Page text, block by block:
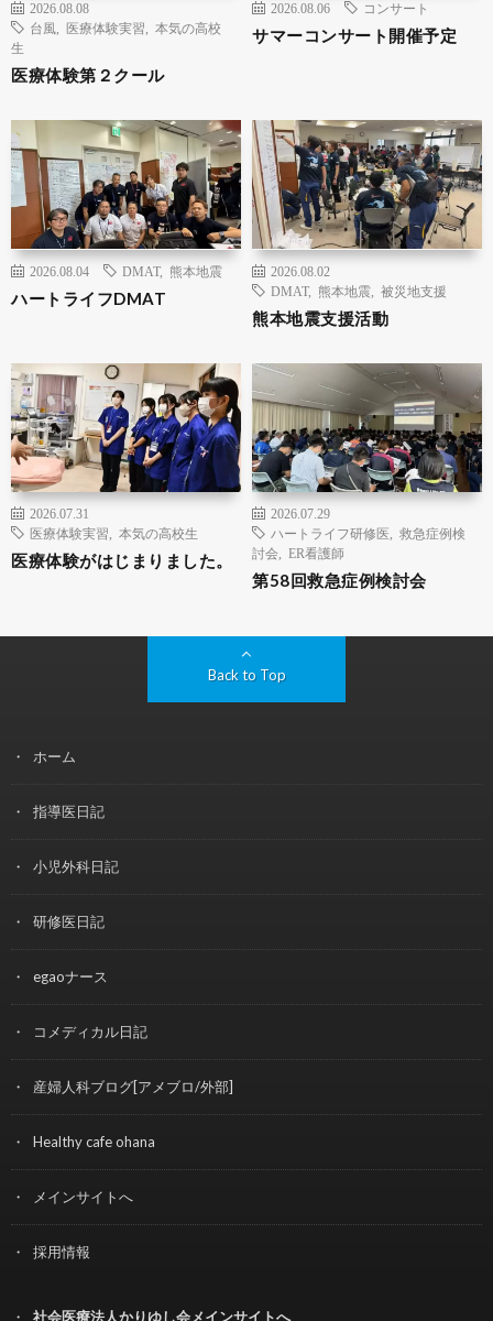
2026.08.08
台風
医療体験実習
本気の高校
生
医療体験第２クール
2026.08.06 コンサート
サマーコンサート開催予定
2026.08.04 DMAT, 熊本地震
ハートライフDMAT
2026.08.02
DMAT, 熊本地震 被災地支援
熊本地震支援活動
2026.07.31
医療体験実習
本気の高校生
医療体験がはじまりました。
2026.07.29
ハートライフ研修医
救急症例検
討会
ER看護師
第58回救急症例検討会
Back to Top
ホーム
指導医日記
小児外科日記
研修医日記
egaoナース
コメディカル日記
産婦人科ブログ[アメブロ/外部]
Healthy cafe ohana
メインサイトへ
採用情報
社会医療法人かりゆし会メインサイトへ